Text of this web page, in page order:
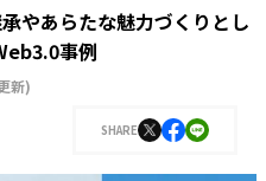
やあらたな魅力づくりとし
事例
新)
SHARE